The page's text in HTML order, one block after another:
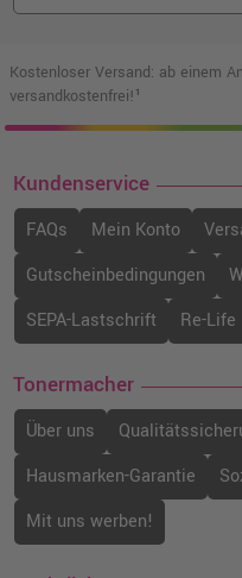
Kostenloser Versand: ab einem
versandkostenfrei!¹
Kundenservice
FAQs Mein Konto
Gutscheinbedingungen
SEPA-Lastschrift
Re-Life
Tonermacher
Über uns
Hausmarken-Garantie
Mit uns werben!